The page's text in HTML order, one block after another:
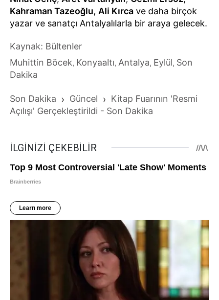
Kahraman Tazeoğlu, Ali Kırca ve daha birçok
yazar ve sanatçı Antalyalılarla bir araya gelecek.
Kaynak: Bültenler
Muhittin Böcek, Konyaaltı, Antalya, Eylül, Son
Dakika
Son Dakika › Güncel › Kitap Fuarının 'Resmi
Açılışı' Gerçekleştirildi - Son Dakika